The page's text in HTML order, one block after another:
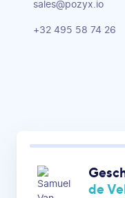
sales@pozyx.io
+32 495 58 74 26
de